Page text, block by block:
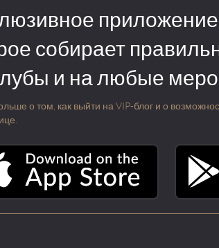
собирает
и на любые
о том, как выйти на VIP-блог и о